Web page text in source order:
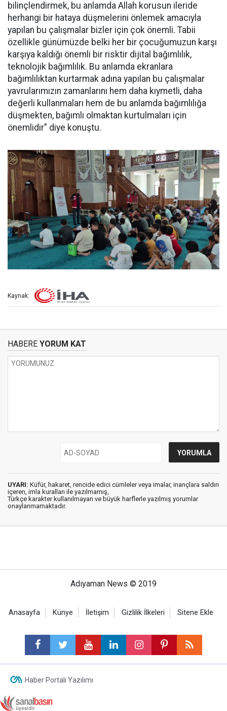
bilinçlendirmek, bu anlamda Allah korusun ileride
herhangi bir hataya düşmelerini önlemek amacıyla
yapılan bu çalışmalar bizler için çok önemli. Tabii
özellikle günümüzde belki her bir çocuğumuzun karşı
karşıya kaldığı önemli bir risktir dijital bağımlılık,
teknolojik bağımlılık. Bu anlamda ekranlara
bağımlılıktan kurtarmak adına yapılan bu çalışmalar
yavrularımızın zamanlarını hem daha kıymetli, daha
değerli kullanmaları hem de bu anlamda bağımlılığa
düşmekten, bağımlı olmaktan kurtulmaları için
önemlidir" diye konuştu.
Kaynak:
HABERE YORUM KAT
UYARI: Küfür, hakaret, rencide edici cümleler veya imalar, inançlara saldırı
içeren, imla kuralları ile yazılmamış,
Türkçe karakter kullanılmayan ve büyük harflerle yazılmış yorumlar
onaylanmamaktadır.
Adıyaman News © 2019
Anasayfa Künye İletişim Gizlilik İlkeleri Sitene Ekle
Haber Portalı Yazılımı